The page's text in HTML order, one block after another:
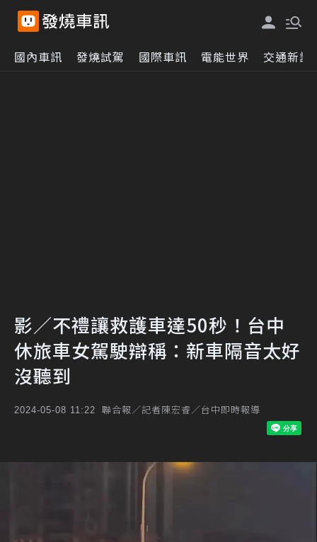
國內車訊 發燒試駕 國際車訊 電能世界 交通新訊
影／不禮讓救護車達50秒！台中
休旅車女駕駛辯稱：新車隔音太好
沒聽到
2024-05-08 11:22 聯合報／記者陳宏睿／台中即時報導